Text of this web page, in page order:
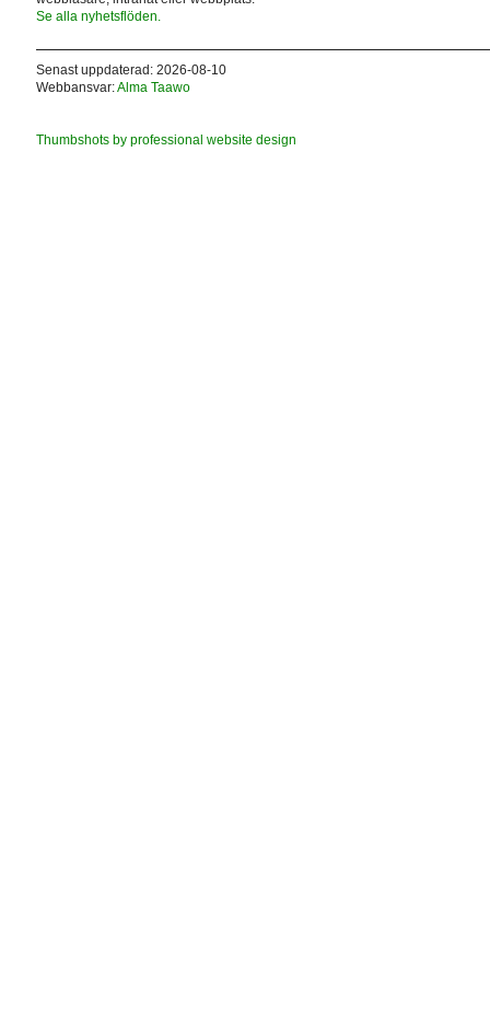
Se alla nyhetsflöden.
Senast uppdaterad: 2026-08-10
Webbansvar:Alma Taawo
Thumbshots by professional website design